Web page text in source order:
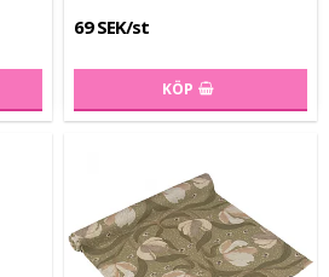
69 SEK/st
KÖP